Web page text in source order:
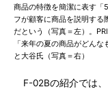
商品の特徴を簡潔に表す「
フが顧客に商品を説明す
だという（写真＝左）。
「来年の夏の商品がどんな
と大谷氏（写真＝右）
F-02Bの紹介では、